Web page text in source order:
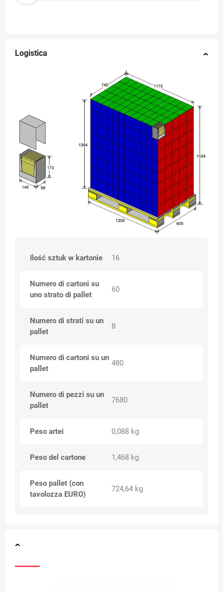
Logistica
Ilość sztuk w kartonie 16
Numero di cartoni su
uno strato di pallet
60
Numero di strati su un
pallet
8
Numero di cartoni su un
pallet
480
Numero di pezzi su un
pallet
7680
Peso artei 0,088 kg
Peso del cartone 1,468 kg
Peso pallet (con
tavolozza EURO)
724,64 kg